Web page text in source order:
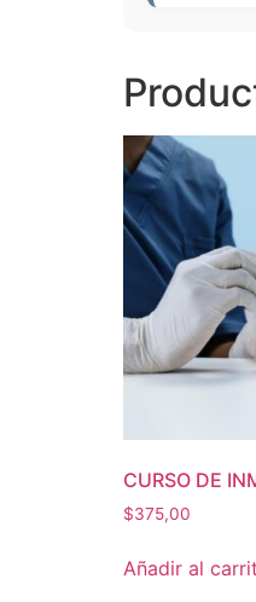
CURSO DE
$375,00
Añadir al